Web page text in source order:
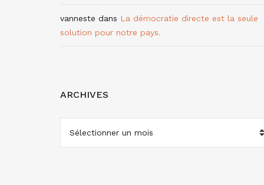
vanneste dans La démocratie directe est la seule
solution pour notre pays.
ARCHIVES
ARCHIVES